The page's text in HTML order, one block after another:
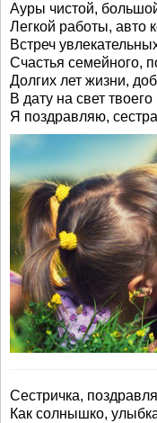
Ауры чистой,
Легкой работы, авто
Встреч
Счастья семейного,
Долгих лет жизни,
В дату на свет
Я поздравляю,
Сестричка,
Как солнышко,